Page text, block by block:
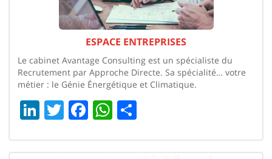
ESPACE ENTREPRISES
Le cabinet Avantage Consulting est un spécialiste du
Recrutement par Approche Directe. Sa spécialité… votre
métier : le Génie Énergétique et Climatique.
LinkedIn
Twitter
Facebook
WhatsApp